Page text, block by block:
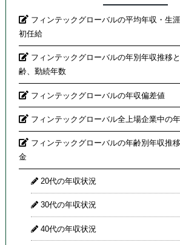
フィンテックグローバルの平均年収・生
初任給
フィンテックグローバルの年別年収推移
齢、勤続年数
フィンテックグローバルの年収偏差値
フィンテックグローバル全上場企業中の
フィンテックグローバルの年齢別年収推
金
20代の年収状況
30代の年収状況
40代の年収状況